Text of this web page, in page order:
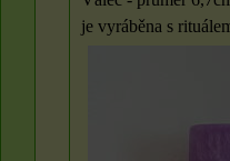
je vyráběna s